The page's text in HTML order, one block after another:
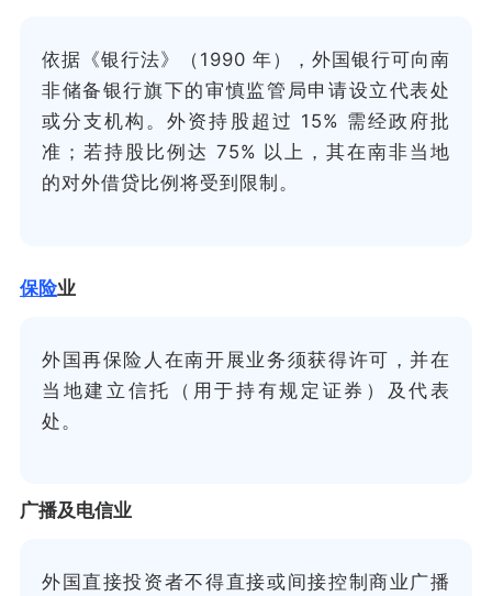
依据《银行法》（1990 年），外国银行可向南
非储备银行旗下的审慎监管局申请设立代表处
或分支机构。外资持股超过 15% 需经政府批
准；若持股比例达 75% 以上，其在南非当地
的对外借贷比例将受到限制。
保险业
外国再保险人在南开展业务须获得许可，并在
当地建立信托（用于持有规定证券）及代表
处。
广播及电信业
外国直接投资者不得直接或间接控制商业广播